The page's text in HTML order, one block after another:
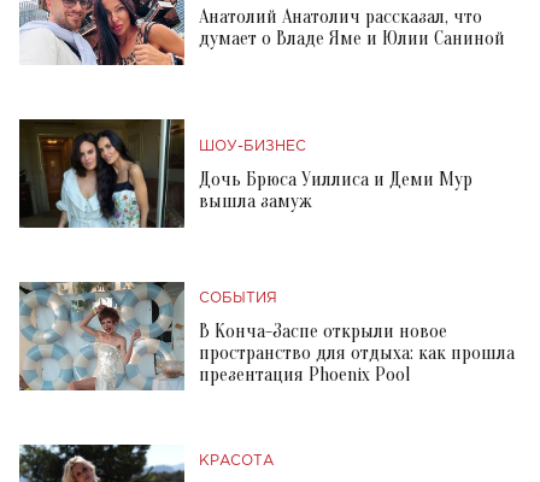
Анатолий Анатолич рассказал, что
думает о Владе Яме и Юлии Саниной
ШОУ-БИЗНЕС
Дочь Брюса Уиллиса и Деми Мур
вышла замуж
СОБЫТИЯ
В Конча-Заспе открыли новое
пространство для отдыха: как прошла
презентация Phoenix Pool
КРАСОТА